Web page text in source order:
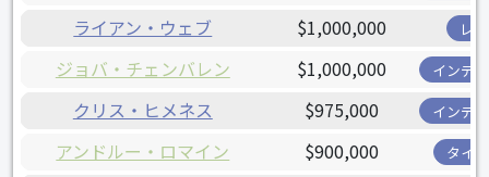
ライアン・ウェブ $1,000,000 レ
ジョバ・チェンバレン $1,000,000 インデ
クリス・ヒメネス $975,000 インデ
アンドルー・ロマイン $900,000 タイ